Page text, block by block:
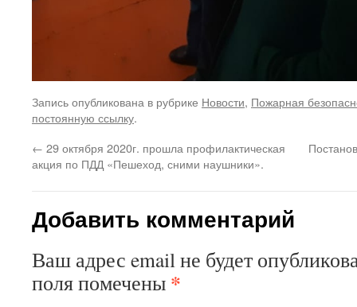
Запись опубликована в рубрике Новости, Пожарная
постоянную ссылку.
← 29 октября 2020г. прошла профилактическая
акция по ПДД «Пешеход, сними наушники».
Добавить комментарий
Ваш адрес email не будет
поля помечены *